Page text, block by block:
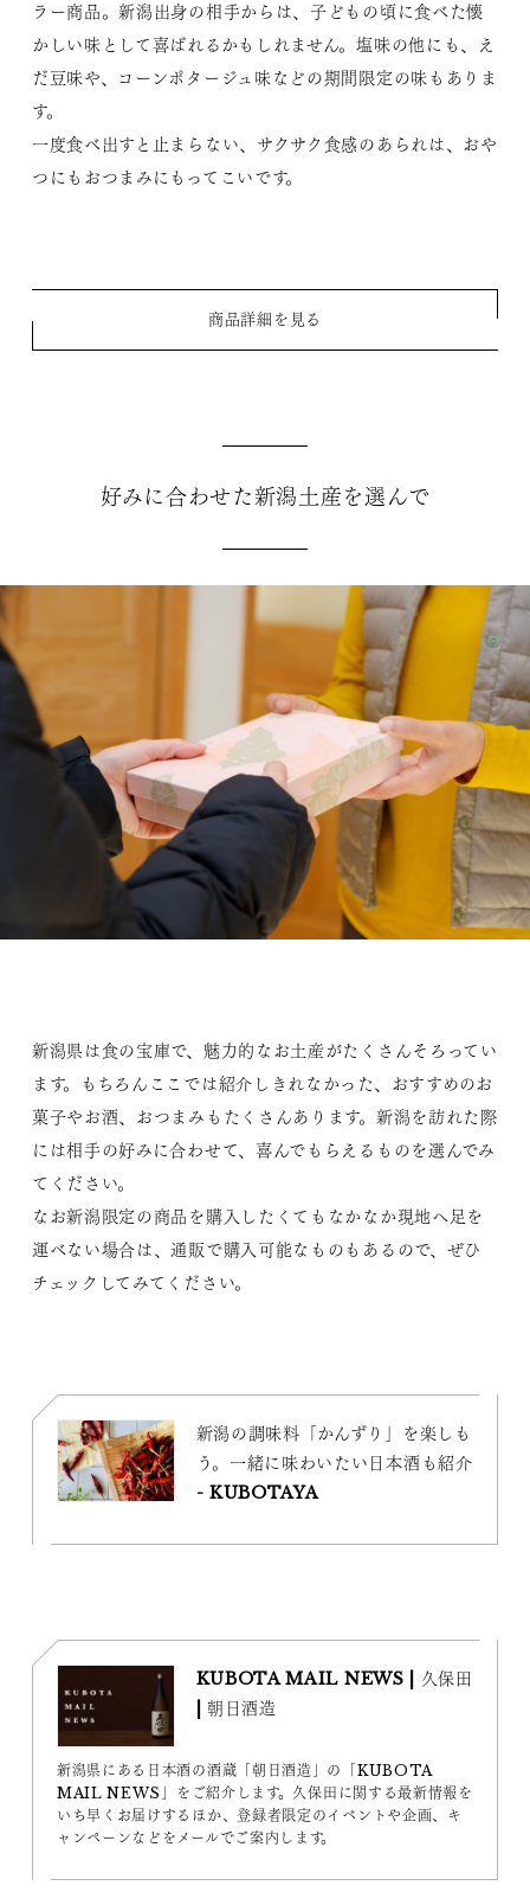
ラー商品。新潟出身の相手からは、子どもの頃に食べた懐
かしい味として喜ばれるかもしれません。塩味の他にも、え
だ豆味や、コーンポタージュ味などの期間限定の味もありま
す。
一度食べ出すと止まらない、サクサク食感のあられは、おや
つにもおつまみにもってこいです。
商品詳細を見る
好みに合わせた新潟土産を選んで
新潟県は食の宝庫で、魅力的なお土産がたくさんそろってい
ます。もちろんここでは紹介しきれなかった、おすすめのお
菓子やお酒、おつまみもたくさんあります。新潟を訪れた際
には相手の好みに合わせて、喜んでもらえるものを選んでみ
てください。
なお新潟限定の商品を購入したくてもなかなか現地へ足を
運べない場合は、通販で購入可能なものもあるので、ぜひ
チェックしてみてください。
新潟の調味料「かんずり」を楽しも
う。一緒に味わいたい日本酒も紹介
- KUBOTAYA
KUBOTA MAIL NEWS | 久保田
| 朝日酒造
新潟県にある日本酒の酒蔵「朝日酒造」の「KUBOTA
MAIL NEWS」をご紹介します。久保田に関する最新情報を
いち早くお届けするほか、登録者限定のイベントや企画、キ
ャンペーンなどをメールでご案内します。